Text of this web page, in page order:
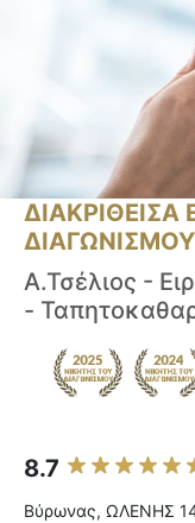
ΔΙΑΚΡΙΘΕΙΣΑ
ΔΙΑΓΩΝΙΣΜΟΥ
Α.Τσέλιος -
-
8.7
Βύρωνας, ΩΛΕΝΗΣ